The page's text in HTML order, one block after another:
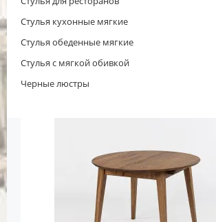
Стулья кухонные мягкие
Стулья обеденные мягкие
Стулья с мягкой обивкой
Черные люстры